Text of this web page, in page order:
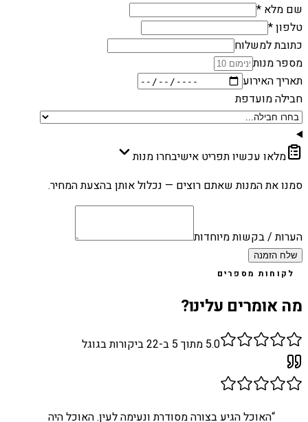
שם מלא *
טלפון *
כתובת למשלוח
מספר מנות
תאריך האירוע
חבילה מועדפת
מלאו עכשיו תפריט אישיבחרו מנות
סמנו את המנות שאתם רוצים — נכלול אותן בהצעת המחיר.
הערות / בקשות מיוחדות
שלח הזמנה
לקוחות מספרים
מה אומרים עלינו?
5.0 מתוך 5 ב- 22ביקורות בגוגל
“האוכל הגיע בצורה מסודרת ונעימה לעין. האוכל היה